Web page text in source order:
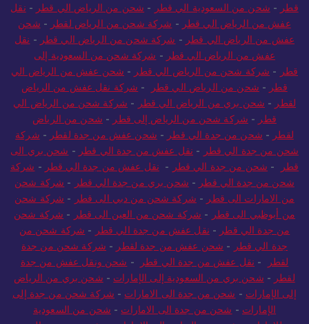
قطر - شحن من السعودية الي قطر - شحن من الرياض الي قطر - نقل
عفش من الرياض الي قطر - شركة شحن من الرياض لقطر - شحن
عفش من الرياض الي قطر - شركة شحن من الرياض الي قطر - نقل
عفش من الرياض الي قطر - شركة شحن من السعودية إلى
قطر - شركة شحن من الرياض الي قطر - شحن عفش من الرياض الي
قطر - شحن من الرياض الي قطر - شركة نقل عفش من الرياض
لقطر - شحن بري من الرياض الي قطر - شركة شحن من الرياض الي
قطر - شركة شحن من الرياض إلى قطر - شحن من الرياض
لقطر - شحن من جدة الي قطر - شحن عفش من جدة لقطر - شركة
شحن من جدة الي قطر - نقل عفش من جدة الي قطر - شحن بري الى
قطر
- شحن من جدة الي قطر - نقل عفش من جدة الي قطر - شركة
شحن من جدة الي قطر - شحن بري من جدة الي قطر - شركة شحن
من الامارات الى قطر - شركة شحن من دبي الى قطر - شركة شحن
من أبوظبي الى قطر - شركة شحن من العين الى قطر - شركة شحن
من جدة الي قطر - نقل عفش من جدة الي قطر - شركة شحن من
جدة الي قطر - شحن عفش من جدة لقطر - شركة شحن من جدة
لقطر
- نقل عفش من جدة الي قطر - شحن ونقل عفش من جدة
لقطر - شحن بري من السعودية إلى الإمارات - شحن بري من الرياض
إلى الإمارات - شحن من جدة الى الامارات - شركة شحن من جدة إلى
الإمارات - شحن من جدة الى الامارات - شحن من السعودية